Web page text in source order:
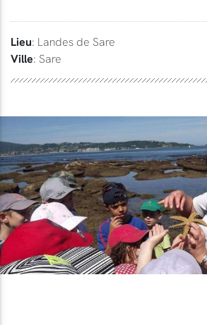
Lieu: Landes de Sare
Ville: Sare